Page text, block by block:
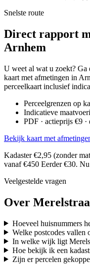
Snelste route
Direct rapport
Arnhem
U weet al wat u zoekt? Ga
kaart met afmetingen in
perceelkaart inclusief
Perceelgrenzen op
Indicatieve
PDF · actieprijs €9
Bekijk kaart met
Kadaster €2,95 (zonder
vanaf €450 Eerder €30.
Veelgestelde vragen
Over
Hoeveel huisnummers
Welke postcodes vallen
In welke wijk ligt
Hoe bekijk ik een
Zijn er percelen